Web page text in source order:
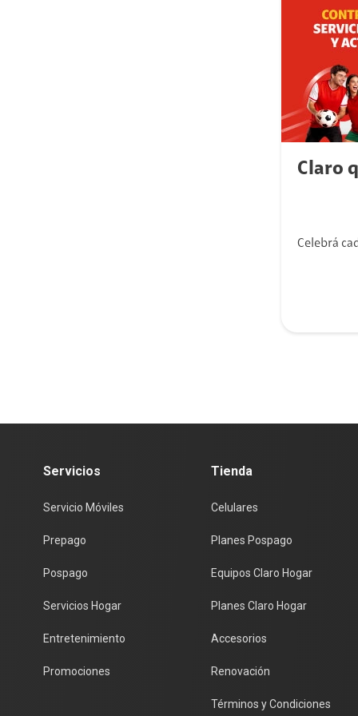
Claro
Celebrá
Servicios
Servicio Móviles
Prepago
Pospago
Servicios Hogar
Entretenimiento
Promociones
Tienda
Celulares
Planes Pospago
Equipos Claro Hogar
Planes Claro Hogar
Accesorios
Renovación
Términos y Condiciones